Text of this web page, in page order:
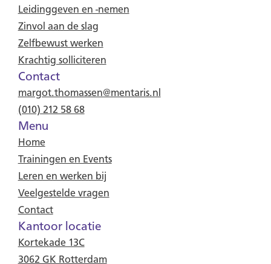
Leidinggeven en -nemen
Zinvol aan de slag
Zelfbewust werken
Krachtig solliciteren
Contact
margot.thomassen@mentaris.nl
(010) 212 58 68
Menu
Home
Trainingen en Events
Leren en werken bij
Veelgestelde vragen
Contact
Kantoor locatie
Kortekade 13C
3062 GK Rotterdam